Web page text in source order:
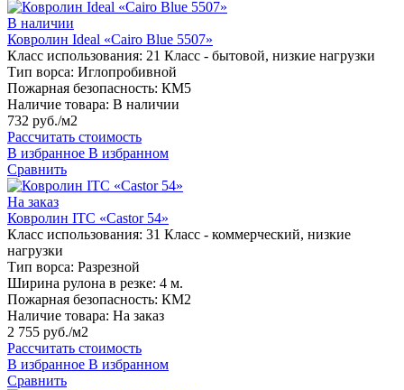
В наличии
Ковролин Ideal «Cairo Blue 5507»
Класс использования: 21 Класс - бытовой, низкие нагрузки
Тип ворса: Иглопробивной
Пожарная безопасность: КМ5
Наличие товара: В наличии
732 руб./м2
Рассчитать стоимость
В избранное В избранном
Сравнить
На заказ
Ковролин ITC «Castor 54»
Класс использования: 31 Класс - коммерческий, низкие
нагрузки
Тип ворса: Разрезной
Ширина рулона в резке: 4 м.
Пожарная безопасность: КМ2
Наличие товара: На заказ
2 755 руб./м2
Рассчитать стоимость
В избранное В избранном
Сравнить